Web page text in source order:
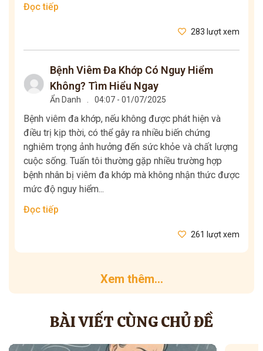
Đọc tiếp
283 lượt xem
Bệnh Viêm Đa Khớp Có Nguy Hiểm
Không? Tìm Hiểu Ngay
Ẩn Danh 04:07 - 01/07/2025
Bệnh viêm đa khớp, nếu không được phát hiện và
điều trị kịp thời, có thể gây ra nhiều biến chứng
nghiêm trọng ảnh hưởng đến sức khỏe và chất lượng
cuộc sống. Tuấn tôi thường gặp nhiều trường hợp
bệnh nhân bị viêm đa khớp mà không nhận thức được
mức độ nguy hiểm...
Đọc tiếp
261 lượt xem
Xem thêm...
BÀI VIẾT CÙNG CHỦ ĐỀ